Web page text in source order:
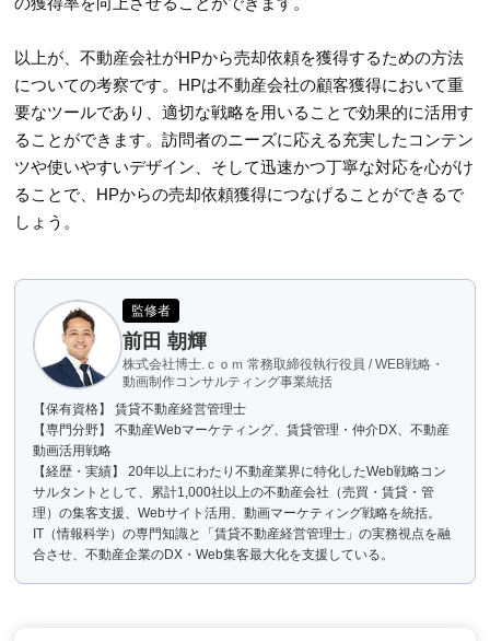
以上が、不動産会社がHPから売却依頼を獲得するための方法
についての考察です。HPは不動産会社の顧客獲得において重
要なツールであり、適切な戦略を用いることで効果的に活用す
ることができます。訪問者のニーズに応える充実したコンテン
ツや使いやすいデザイン、そして迅速かつ丁寧な対応を心がけ
ることで、HPからの売却依頼獲得につなげることができるで
しょう。
監修者
前田 朝輝
株式会社博士.ｃｏｍ 常務取締役執行役員 / WEB戦略・
動画制作コンサルティング事業統括
【保有資格】 賃貸不動産経営管理士
【専門分野】 不動産Webマーケティング、賃貸管理・仲介DX、不動産
動画活用戦略
【経歴・実績】 20年以上にわたり不動産業界に特化したWeb戦略コン
サルタントとして、累計1,000社以上の不動産会社（売買・賃貸・管
理）の集客支援、Webサイト活用、動画マーケティング戦略を統括。
IT（情報科学）の専門知識と「賃貸不動産経営管理士」の実務視点を融
合させ、不動産企業のDX・Web集客最大化を支援している。